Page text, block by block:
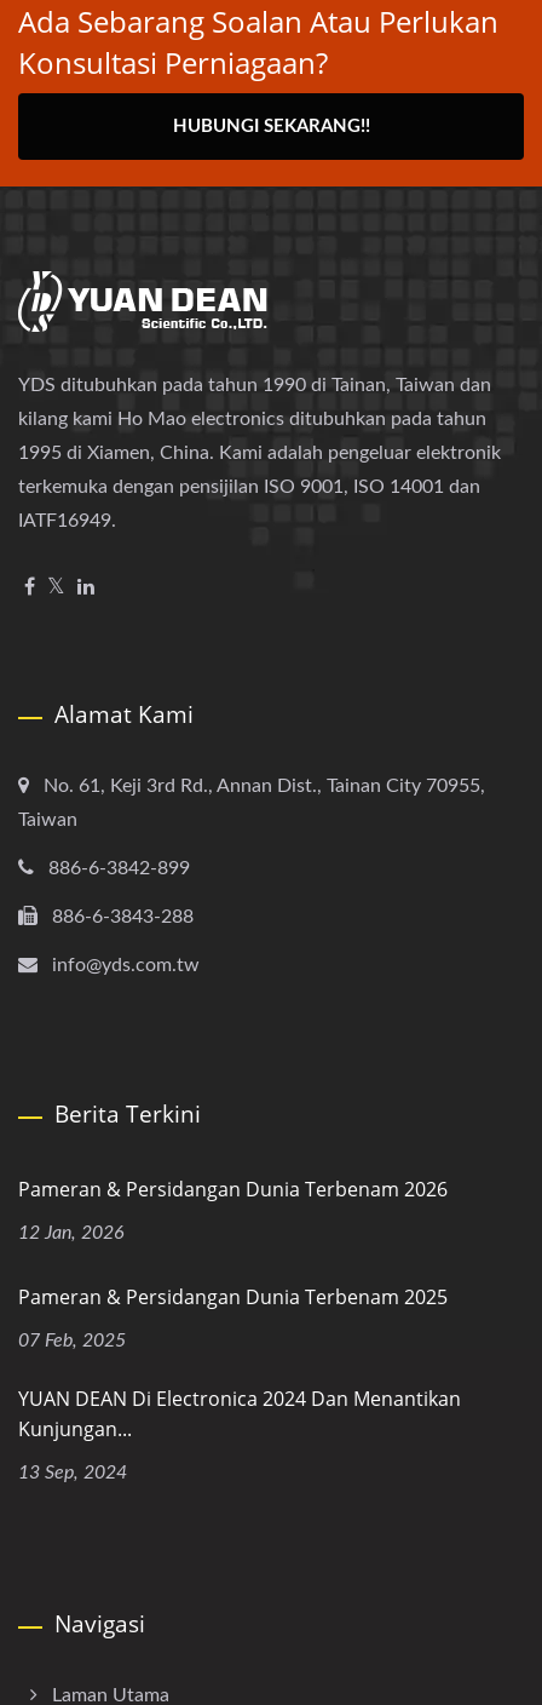
Ada Sebarang Soalan Atau Perlukan
Konsultasi Perniagaan?
HUBUNGI SEKARANG!!
YDS ditubuhkan pada tahun 1990 di Tainan, Taiwan dan
kilang kami Ho Mao electronics ditubuhkan pada tahun
1995 di Xiamen, China. Kami adalah pengeluar elektronik
terkemuka dengan pensijilan ISO 9001, ISO 14001 dan
IATF16949.
Alamat Kami
No. 61, Keji 3rd Rd., Annan Dist., Tainan City 70955,
Taiwan
886-6-3842-899
886-6-3843-288
info@yds.com.tw
Berita Terkini
Pameran & Persidangan Dunia Terbenam 2026
12 Jan, 2026
Pameran & Persidangan Dunia Terbenam 2025
07 Feb, 2025
YUAN DEAN Di Electronica 2024 Dan Menantikan
Kunjungan...
13 Sep, 2024
Navigasi
Laman Utama